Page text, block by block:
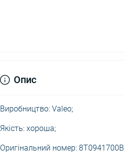
Опис
Виробництво: Valeo;
Якість: хороша;
Оригінальний номер: 8T0941700B